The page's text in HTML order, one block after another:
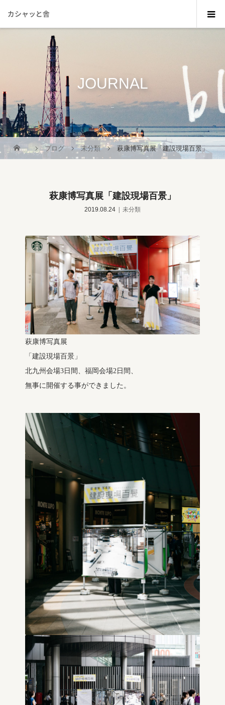
カシャッと舎
JOURNAL
_
ブログ 未分類 萩康博写真展「建設現場百景」
萩康博写真展「建設現場百景」
2019.08.24 未分類
萩康博写真展
「建設現場百景」
北九州会場3日間、福岡会場2日間、
無事に開催する事ができました。